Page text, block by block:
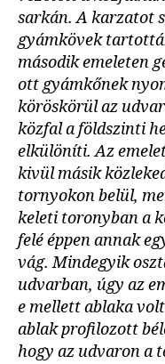
sarkán. A karzatot
gyámkövek
második emeleten
ott gyámkőnek
köröskörül az
közfal a földszinti
elkülöníti. Az
kivül másik
tornyokon belül,
keleti toronyban a
felé éppen annak
vág. Mindegyik
udvarban, úgy az
e mellett ablaka
ablak profilozott
hogy az udvaron a